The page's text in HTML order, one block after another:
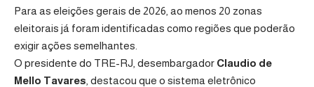
Para as eleições gerais de 2026, ao menos 20 zonas
eleitorais já foram identificadas como regiões que poderão
exigir ações semelhantes.
O presidente do TRE-RJ, desembargador Claudio de
Mello Tavares , destacou que o sistema eletrônico